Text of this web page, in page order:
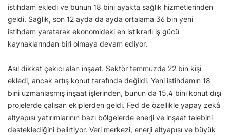
istihdam ekledi ve bunun 18 bini ayakta sağlık hizmetlerinden
geldi. Sağlık, son 12 ayda da ayda ortalama 36 bin yeni
istihdam yaratarak ekonomideki en istikrarlı iş gücü
kaynaklarından biri olmaya devam ediyor.
Asıl dikkat çekici alan inşaat. Sektör temmuzda 22 bin kişi
ekledi, ancak artış konut tarafında değildi. Yeni istihdamın 18
bini uzmanlaşmış inşaat işlerinden, bunun da 15,4 bini konut dışı
projelerde çalışan ekiplerden geldi. Fed de özellikle yapay zekâ
altyapısı yatırımlarının bazı bölgelerde enerji ve inşaat talebini
desteklediğini belirtiyor. Veri merkezi, enerji altyapısı ve büyük